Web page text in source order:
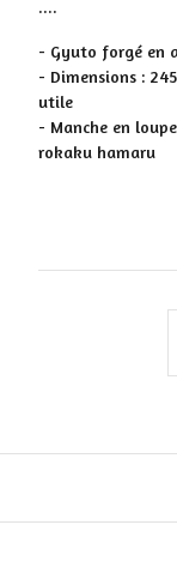
....
- Gyuto forgé en
- Dimensions :
utile
- Manche en
rokaku hamaru